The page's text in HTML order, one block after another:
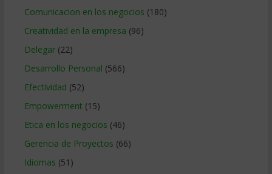
Comunicacion en los negocios (180)
Creatividad en la empresa (96)
Delegar(22)
Desarrollo Personal (566)
Efectividad (52)
Empowerment (15)
Etica en los negocios (46)
Gerencia de Proyectos (66)
Idiomas (51)